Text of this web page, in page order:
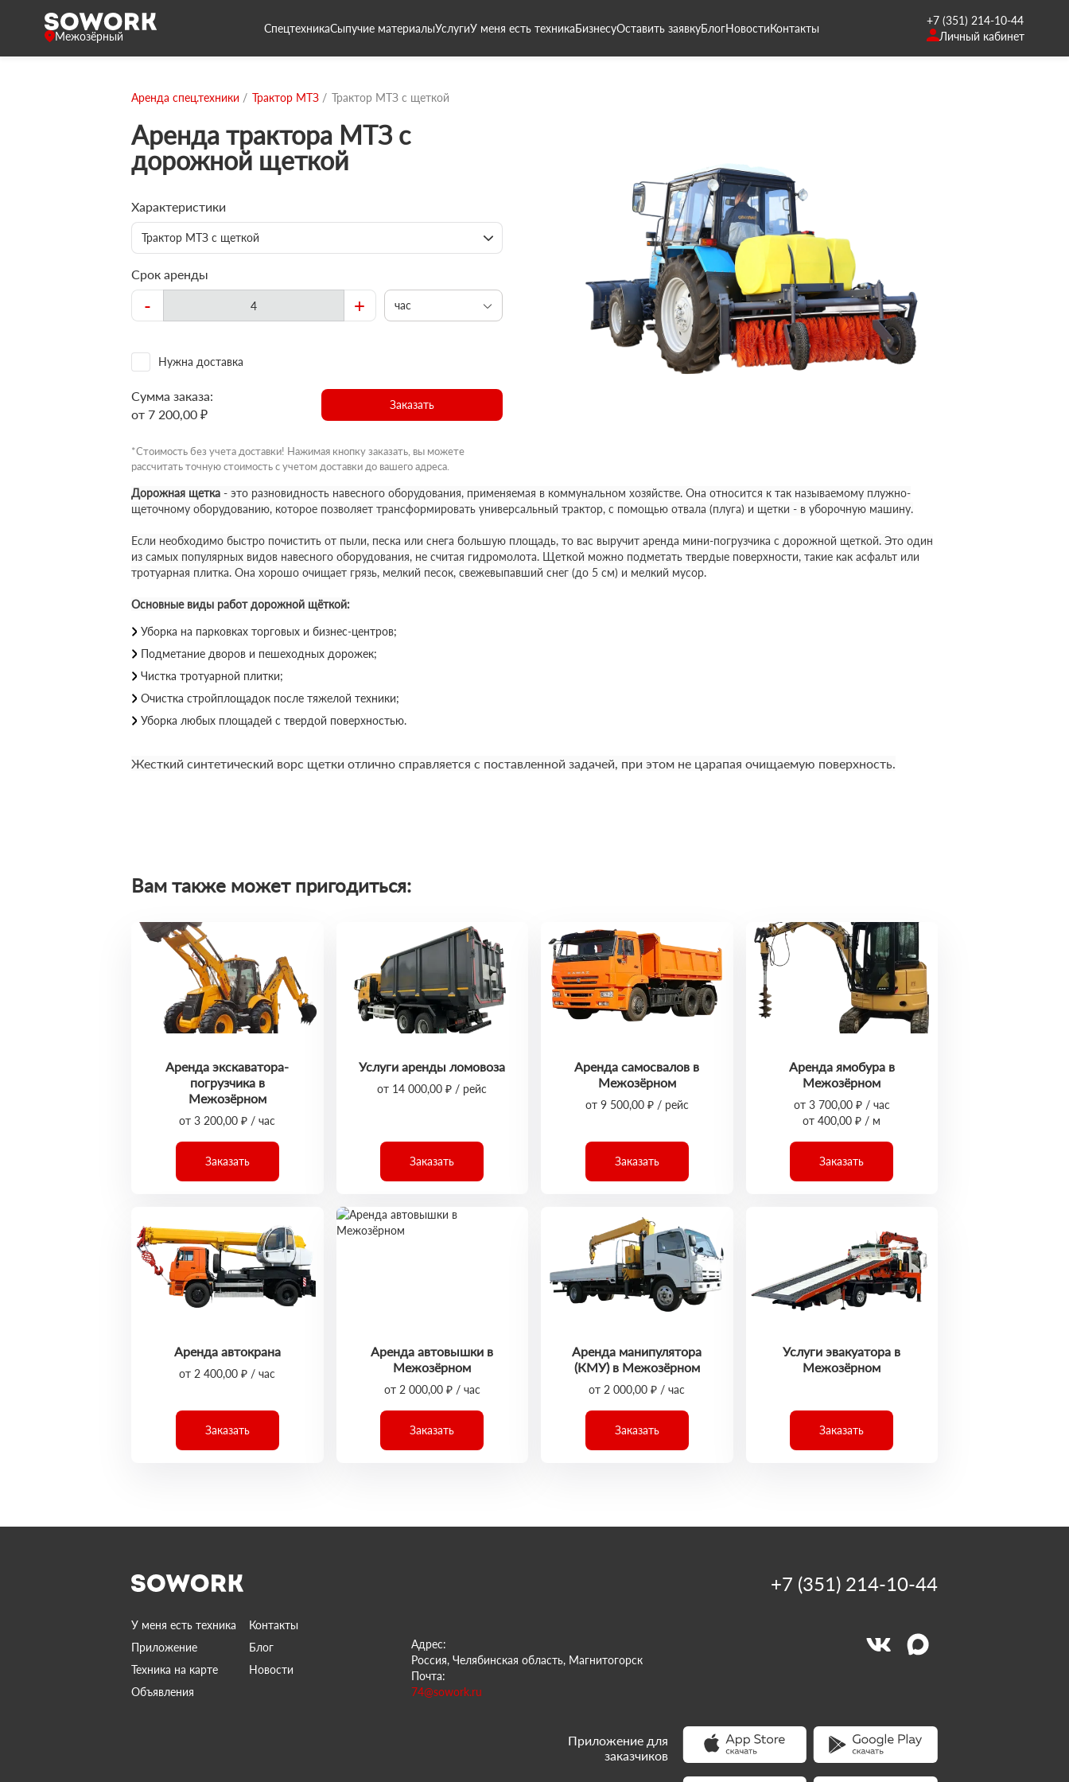
Межозёрный
СпецтехникаСыпучие материалыУслугиУ меня есть техникаБизнесуОставить заявкуБлогНовостиКонтакты
+7 (351) 214-10-44
Личный кабинет
Аренда спец.техники Трактор МТЗ Трактор МТЗ с щеткой
Аренда трактора МТЗ с
дорожной щеткой
Характеристики
Трактор МТЗ с щеткой
Срок аренды
- + час
Нужна доставка
Сумма заказа:
от 7 200,00 ₽
Заказать
*Стоимость без учета доставки! Нажимая кнопку заказать, вы можете
рассчитать точную стоимость с учетом доставки до вашего адреса.
Дорожная щетка - это разновидность навесного оборудования, применяемая в коммунальном хозяйстве. Она относится к так называемому плужно-
щеточному оборудованию, которое позволяет трансформировать универсальный трактор, с помощью отвала (плуга) и щетки - в уборочную машину.
Если необходимо быстро почистить от пыли, песка или снега большую площадь, то вас выручит аренда мини-погрузчика с дорожной щеткой. Это один
из самых популярных видов навесного оборудования, не считая гидромолота. Щеткой можно подметать твердые поверхности, такие как асфальт или
тротуарная плитка. Она хорошо очищает грязь, мелкий песок, свежевыпавший снег (до 5 см) и мелкий мусор.
Основные виды работ дорожной щёткой:
Уборка на парковках торговых и бизнес-центров;
Подметание дворов и пешеходных дорожек;
Чистка тротуарной плитки;
Очистка стройплощадок после тяжелой техники;
Уборка любых площадей с твердой поверхностью.
Жесткий синтетический ворс щетки отлично справляется с поставленной задачей, при этом не царапая очищаемую поверхность.
Вам также может пригодиться:
Аренда экскаватора-
погрузчика в
Межозёрном
от 3 200,00 ₽ / час
Заказать
Услуги аренды ломовоза
от 14 000,00 ₽ / рейс
Заказать
Аренда самосвалов в
Межозёрном
от 9 500,00 ₽ / рейс
Заказать
Аренда ямобура в
Межозёрном
от 3 700,00 ₽ / час
от 400,00 ₽ / м
Заказать
Аренда автокрана
от 2 400,00 ₽ / час
Заказать
Аренда автовышки в
Межозёрном
от 2 000,00 ₽ / час
Заказать
Аренда манипулятора
(КМУ) в Межозёрном
от 2 000,00 ₽ / час
Заказать
Услуги эвакуатора в
Межозёрном
Заказать
У меня есть техника
Контакты
Приложение
Блог
Техника на карте
Новости
Объявления
Адрес:
Россия, Челябинская область, Магнитогорск
Почта:
74@sowork.ru
+7 (351) 214-10-44
Приложение для
заказчиков